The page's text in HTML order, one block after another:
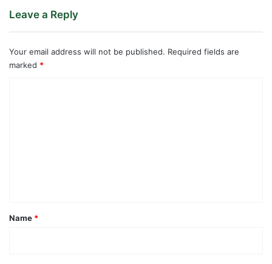
Leave a Reply
Your email address will not be published. Required fields are
marked *
*
Name *